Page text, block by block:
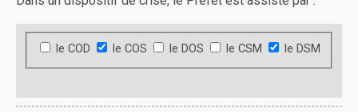
le COD le COS le DOS le CSM le DSM